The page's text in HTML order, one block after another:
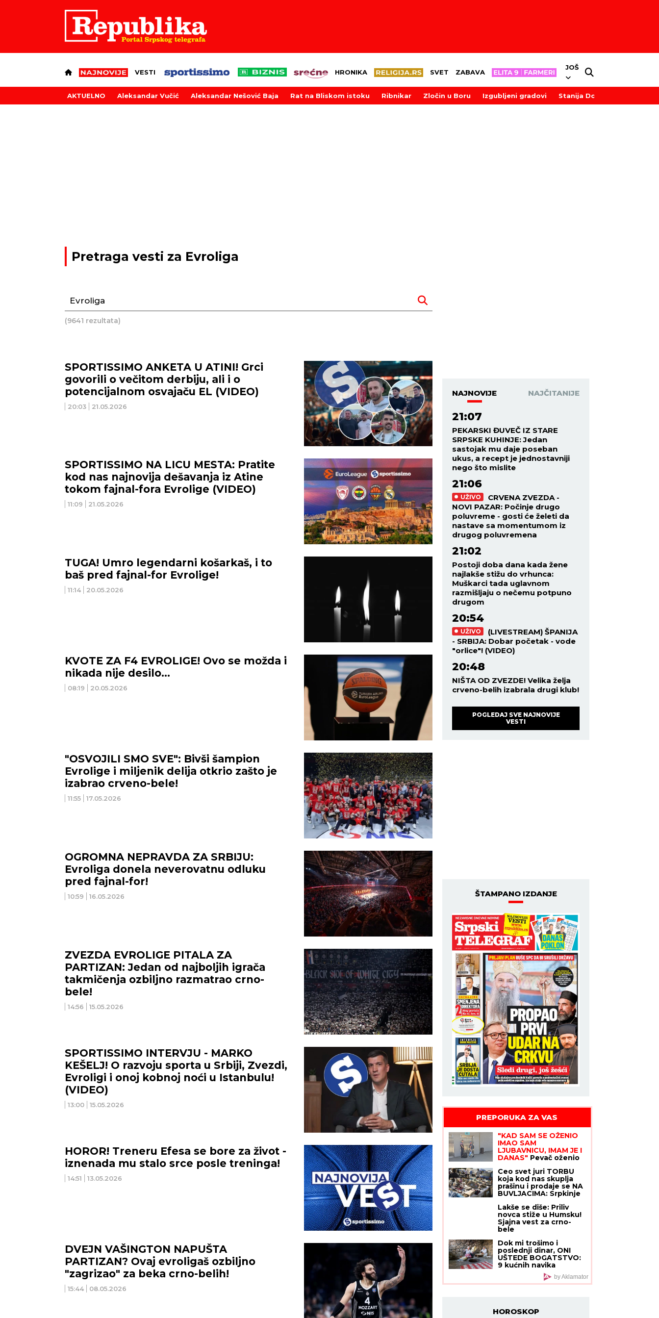
VESTI HRONIKA SVET ZABAVA
JOŠ
AKTUELNO Aleksandar Vučić Aleksandar Nešović Baja Rat na Bliskom istoku Ribnikar Zločin u Boru Izgubljeni gradovi Stanija Dobrojević
Pretraga vesti za Evroliga
(9641 rezultata)
20:03 21.05.2026
SPORTISSIMO ANKETA U ATINI! Grci
govorili o večitom derbiju, ali i o
potencijalnom osvajaču EL (VIDEO)
11:09 21.05.2026
SPORTISSIMO NA LICU MESTA: Pratite
kod nas najnovija dešavanja iz Atine
tokom fajnal-fora Evrolige (VIDEO)
11:14 20.05.2026
TUGA! Umro legendarni košarkaš, i to
baš pred fajnal-for Evrolige!
08:19 20.05.2026
KVOTE ZA F4 EVROLIGE! Ovo se možda i
nikada nije desilo...
11:55 17.05.2026
"OSVOJILI SMO SVE": Bivši šampion
Evrolige i miljenik delija otkrio zašto je
izabrao crveno-bele!
10:59 16.05.2026
OGROMNA NEPRAVDA ZA SRBIJU:
Evroliga donela neverovatnu odluku
pred fajnal-for!
14:56 15.05.2026
ZVEZDA EVROLIGE PITALA ZA
PARTIZAN: Jedan od najboljih igrača
takmičenja ozbiljno razmatrao crno-
bele!
13:00 15.05.2026
SPORTISSIMO INTERVJU - MARKO
KEŠELJ! O razvoju sporta u Srbiji, Zvezdi,
Evroligi i onoj kobnoj noći u Istanbulu!
(VIDEO)
14:51 13.05.2026
HOROR! Treneru Efesa se bore za život -
iznenada mu stalo srce posle treninga!
15:44 08.05.2026
DVEJN VAŠINGTON NAPUŠTA
PARTIZAN? Ovaj evroligaš ozbiljno
"zagrizao" za beka crno-belih!
NAJNOVIJE NAJČITANIJE
21:07
PEKARSKI ĐUVEČ IZ STARE
SRPSKE KUHINJE: Jedan
sastojak mu daje poseban
ukus, a recept je jednostavniji
nego što mislite
21:06
UŽIVO
CRVENA ZVEZDA -
NOVI PAZAR: Počinje drugo
poluvreme - gosti će želeti da
nastave sa momentumom iz
drugog poluvremena
21:02
Postoji doba dana kada žene
najlakše stižu do vrhunca:
Muškarci tada uglavnom
razmišljaju o nečemu potpuno
drugom
20:54
UŽIVO
(LIVESTREAM) ŠPANIJA
- SRBIJA: Dobar početak - vode
"orlice"! (VIDEO)
20:48
NIŠTA OD ZVEZDE! Velika želja
crveno-belih izabrala drugi klub!
POGLEDAJ SVE NAJNOVIJE
VESTI
ŠTAMPANO IZDANJE
PREPORUKA ZA VAS
"KAD SAM SE OŽENIO
IMAO SAM
LJUBAVNICU, IMAM JE I
DANAS" Pevač oženio
priznao da je vara na
svakom koraku: "Skoro
svi na estradi imaju
paralelne veze"
Ceo svet juri TORBU
koja kod nas skuplja
prašinu i prodaje se NA
BUVLJACIMA: Srpkinje
obožavale, a sada je
opet najtraženiji
komad!
Lakše se diše: Priliv
novca stiže u Humsku!
Sjajna vest za crno-
bele
Dok mi trošimo i
poslednji dinar, ONI
UŠTEDE BOGATSTVO:
9 kućnih navika
Jermena - zbog baka-
cake sa starim hlebom i
"noćnog pranja"
by Aklamator
HOROSKOP